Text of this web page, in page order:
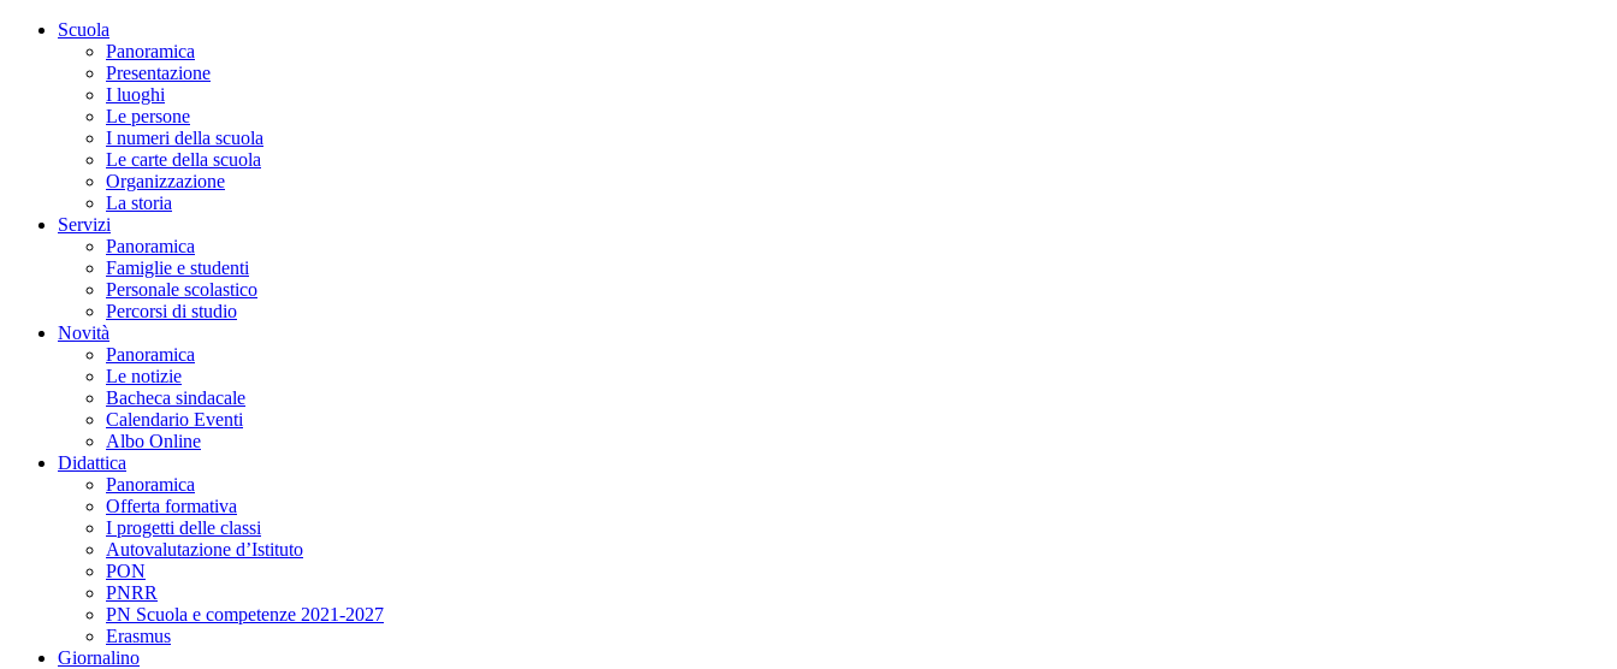
Scuola
Panoramica
Presentazione
I luoghi
Le persone
I numeri della scuola
Le carte della scuola
Organizzazione
La storia
Servizi
Panoramica
Famiglie e studenti
Personale scolastico
Percorsi di studio
Novità
Panoramica
Le notizie
Bacheca sindacale
Calendario Eventi
Albo Online
Didattica
Panoramica
Offerta formativa
I progetti delle classi
Autovalutazione d’Istituto
PON
PNRR
PN Scuola e competenze 2021-2027
Erasmus
Giornalino